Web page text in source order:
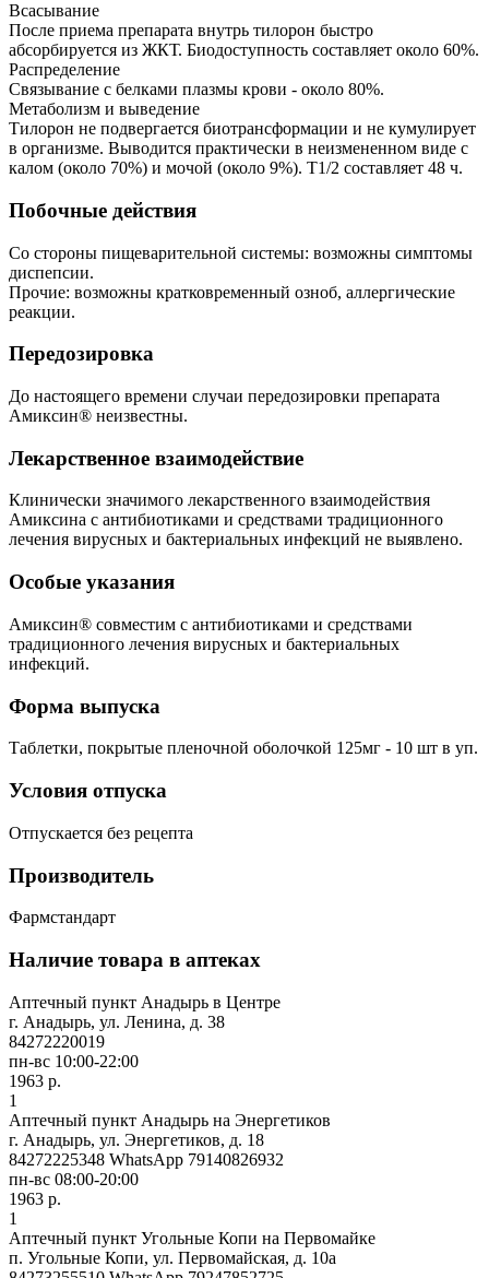
Всасывание
После приема препарата внутрь тилорон быстро
абсорбируется из ЖКТ. Биодоступность составляет около 60%.
Распределение
Связывание с белками плазмы крови - около 80%.
Метаболизм и выведение
Тилорон не подвергается биотрансформации и не кумулирует
в организме. Выводится практически в неизмененном виде с
калом (около 70%) и мочой (около 9%). T1/2 составляет 48 ч.
Побочные действия
Со стороны пищеварительной системы: возможны симптомы
диспепсии.
Прочие: возможны кратковременный озноб, аллергические
реакции.
Передозировка
До настоящего времени случаи передозировки препарата
Амиксин® неизвестны.
Лекарственное взаимодействие
Клинически значимого лекарственного взаимодействия
Амиксина с антибиотиками и средствами традиционного
лечения вирусных и бактериальных инфекций не выявлено.
Особые указания
Амиксин® совместим с антибиотиками и средствами
традиционного лечения вирусных и бактериальных
инфекций.
Форма выпуска
Таблетки, покрытые пленочной оболочкой 125мг - 10 шт в уп.
Условия отпуска
Отпускается без рецепта
Производитель
Фармстандарт
Наличие товара в аптеках
Аптечный пункт Анадырь в Центре
г. Анадырь, ул. Ленина, д. 38
84272220019
пн-вс 10:00-22:00
1963 р.
1
Аптечный пункт Анадырь на Энергетиков
г. Анадырь, ул. Энергетиков, д. 18
84272225348 WhatsApp 79140826932
пн-вс 08:00-20:00
1963 р.
1
Аптечный пункт Угольные Копи на Первомайке
п. Угольные Копи, ул. Первомайская, д. 10а